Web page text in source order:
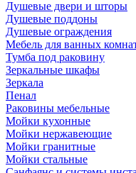
Душевые двери и шторы
Душевые поддоны
Душевые ограждения
Мебель для ванных
Тумба под раковину
Зеркальные шкафы
Зеркала
Пенал
Раковины мебельные
Мойки кухонные
Мойки нержавеющие
Мойки гранитные
Мойки стальные